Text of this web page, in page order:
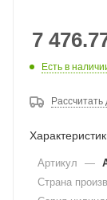
7
Есть в
Рассчитать
Артикул —
Страна